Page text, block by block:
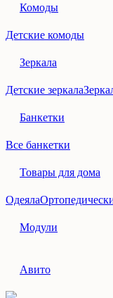
Комоды
Детские комоды
Зеркала
Детские зеркала
Банкетки
Все банкетки
Товары для дома
Одеяла
Модули
Авито